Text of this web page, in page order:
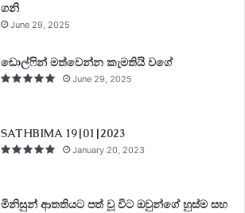
ගනි
June 29, 2025
ඩොල්ෆින් මත්වෙන්න කැමතියි වගේ
June 29, 2025
SATHBIMA 19|01|2023
January 20, 2023
මිනිසුන් ආතතියට පත් වූ විට ඔවුන්ගේ හුස්ම සහ